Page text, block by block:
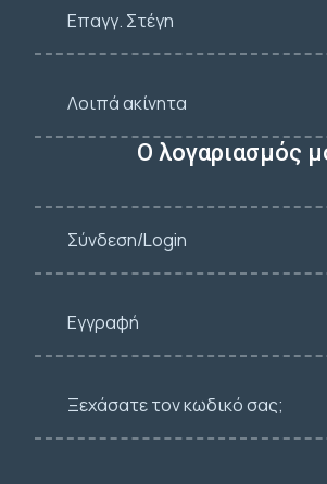
Επαγγ. Στέγη
Λοιπά ακίνητα
Ο λογαριασμός
Σύνδεση/Login
Εγγραφή
Ξεχάσατε τον κωδικό σας;